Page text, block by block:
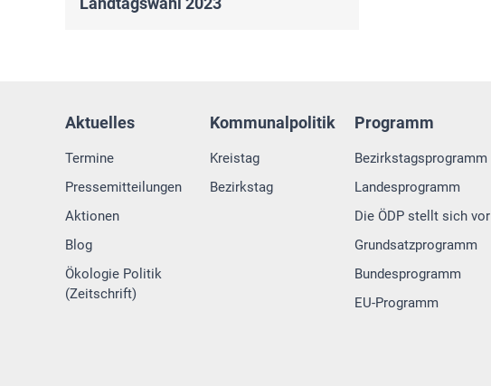
Aktuelles
Termine
Pressemitteilungen
Aktionen
Blog
Ökologie Politik
(Zeitschrift)
Kommunalpolitik
Kreistag
Bezirkstag
Programm
Bezirkstagsprogramm
Landesprogramm
Die ÖDP stellt sich vor
Grundsatzprogramm
Bundesprogramm
EU-Programm